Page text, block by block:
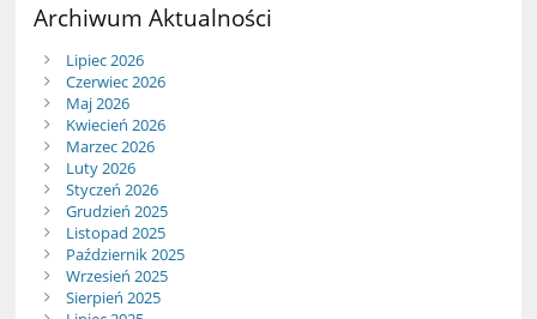
Archiwum Aktualności
Lipiec 2026
Czerwiec 2026
Maj 2026
Kwiecień 2026
Marzec 2026
Luty 2026
Styczeń 2026
Grudzień 2025
Listopad 2025
Październik 2025
Wrzesień 2025
Sierpień 2025